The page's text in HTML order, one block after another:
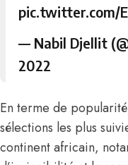
pic.twitter.com/
— Nabil Djellit
2022
En terme de
sélections les plus
continent africain,